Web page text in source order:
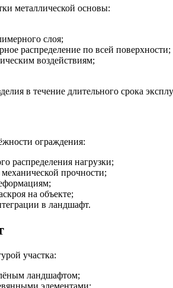
металлической основы:
слоя;
распределение по всей поверхности;
воздействиям;
в течение длительного срока
ограждения:
распределения нагрузки;
прочности;
на объекте;
в ландшафт.
участка:
ландшафтом;
элементами;